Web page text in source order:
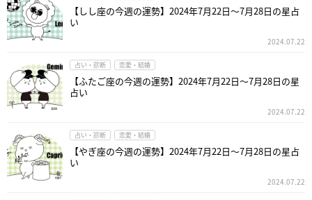
【しし座の今週の運勢】2024年7月22日～7月28日の星占
い
2024.07.22
占い・診断 恋愛・結婚
【ふたご座の今週の運勢】2024年7月22日～7月28日の星
占い
2024.07.22
占い・診断 恋愛・結婚
【やぎ座の今週の運勢】2024年7月22日～7月28日の星占
い
2024.07.22